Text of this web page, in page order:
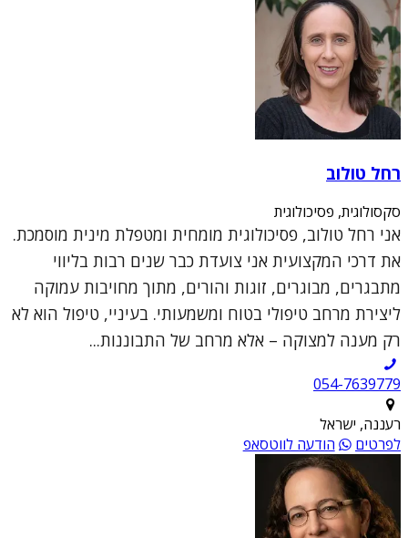
רחל טולוב
סקסולוגית, פסיכולוגית
אני רחל טולוב, פסיכולוגית מומחית ומטפלת מינית מוסמכת.
את דרכי המקצועית אני צועדת כבר שנים רבות בליווי
מתבגרים, מבוגרים, זוגות והורים, מתוך מחויבות עמוקה
ליצירת מרחב טיפולי בטוח ומשמעותי. בעיניי, טיפול הוא לא
רק מענה למצוקה – אלא מרחב של התבוננות...
054-7639779
רעננה, ישראל
לפרטים
הודעה לווטסאפ